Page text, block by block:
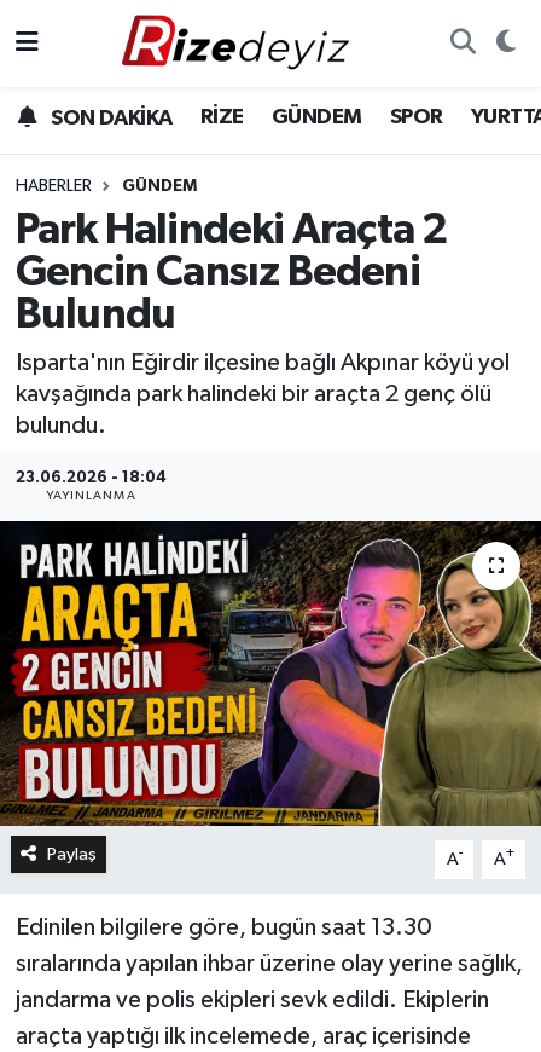
SON DAKİKA RİZE GÜNDEM SPOR
HABERLER GÜNDEM
Park Halindeki Araçta 2
Gencin Cansız Bedeni
Bulundu
Isparta'nın Eğirdir ilçesine bağlı Akpınar köyü yol
kavşağında park halindeki bir araçta 2 genç ölü
bulundu.
23.06.2026 - 18:04
YAYINLANMA
Paylaş A- A+
Edinilen bilgilere göre, bugün saat 13.30
sıralarında yapılan ihbar üzerine olay yerine sağlık,
jandarma ve polis ekipleri sevk edildi. Ekiplerin
araçta yaptığı ilk incelemede, araç içerisinde
Gündem
Yurttan Haberler
Ekonomi
Sağlık
Rize Hava Durumu
Rize Trafik Yoğunluk Haritası
Süper Lig Puan Durumu ve Fikstür
Son Dakika Haberleri